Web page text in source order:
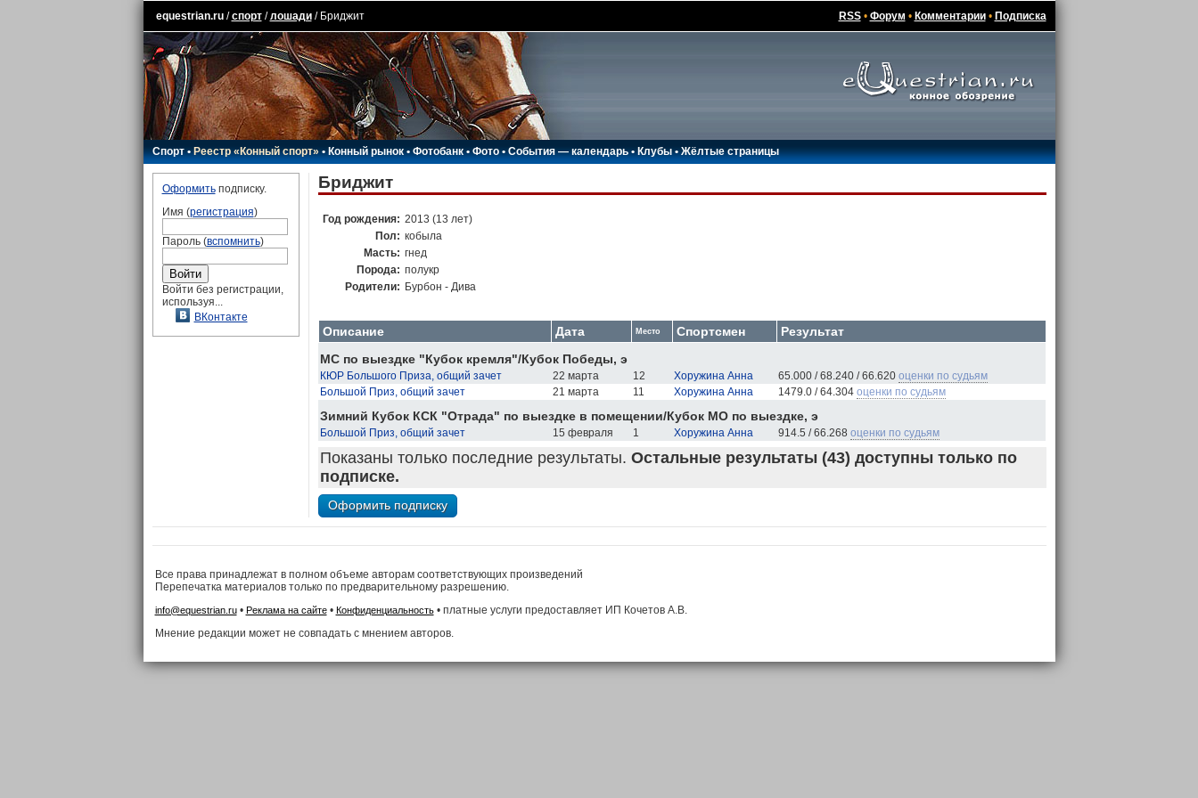
equestrian.ru/спорт/лошади/ Бриджит RSS• Форум • Комментарии• Подписка
Спорт•Реестр «Конный спорт»•Конный рынок•Фотобанк •Фото•События — календарь•Клубы •Жёлтые страницы
Оформитьподписку.
Имя (регистрация)
Пароль (вспомнить)
Войти без регистрации,
используя...
ВКонтакте
Бриджит
Год рождения: 2013 (13 лет)
Пол: кобыла
Масть: гнед
Порода: полукр
Родители: Бурбон - Дива
Описание Дата Место Спортсмен
Результат
МС по выездке "Кубок кремля"/Кубок Победы, э
КЮР Большого Приза, общий зачет 22 марта 12 Хоружина Анна 65.000 / 68.240 / 66.620 оценки по судьям
Большой Приз, общий зачет
21 марта 11 Хоружина Анна 1479.0 / 64.304 оценки по судьям
Зимний Кубок КСК "Отрада" по выездке в помещении/Кубок МО по выездке, э
Большой Приз, общий зачет 15 февраля 1 Хоружина Анна 914.5 / 66.268 оценки по судьям
Показаны только последние результаты. Остальные результаты (43) доступны только по
подписке.
Все права принадлежат в полном объеме авторам соответствующих произведений
Перепечатка материалов только по предварительному разрешению.
info@equestrian.ru• Реклама на сайте• Конфиденциальность• платные услуги предоставляет ИП Кочетов А.В.
Мнение редакции может не совпадать с мнением авторов.